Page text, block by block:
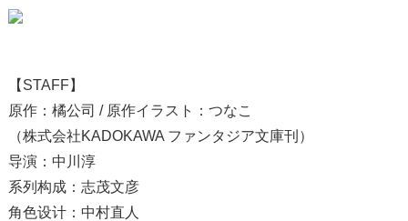
【STAFF】
原作：橘公司 / 原作イラスト：つなこ
（株式会社KADOKAWA ファンタジア文庫刊）
导演：中川淳
系列构成：志茂文彦
角色设计：中村直人